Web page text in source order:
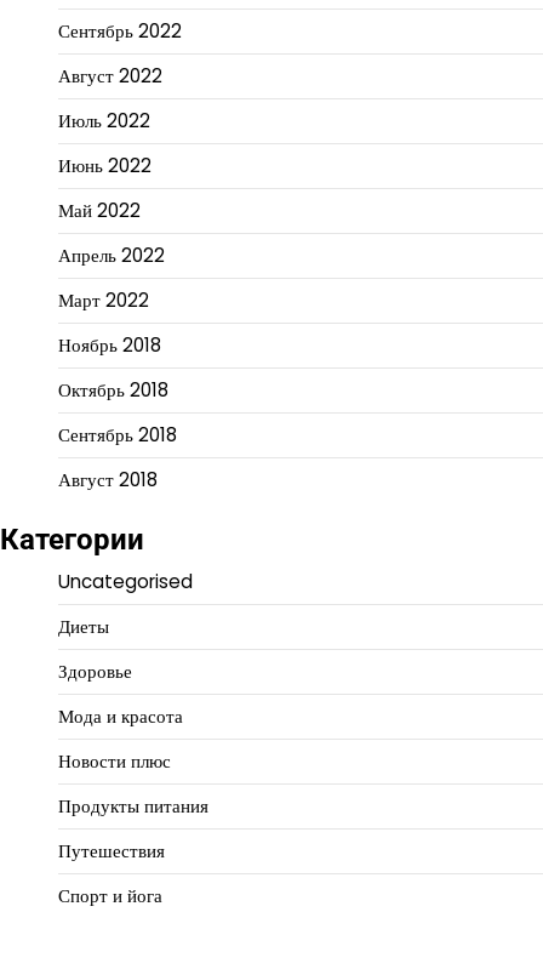
Сентябрь 2022
Август 2022
Июль 2022
Июнь 2022
Май 2022
Апрель 2022
Март 2022
Ноябрь 2018
Октябрь 2018
Сентябрь 2018
Август 2018
Категории
Uncategorised
Диеты
Здоровье
Мода и красота
Новости плюс
Продукты питания
Путешествия
Спорт и йога